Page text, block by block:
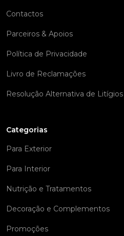
Contactos
Parceiros & Apoios
Política de Privacidade
Livro de Reclamações
Resolução Alternativa de Litígios
Categorias
Para Exterior
Para Interior
Nutrição e Tratamentos
Decoração e Complementos
Promoções